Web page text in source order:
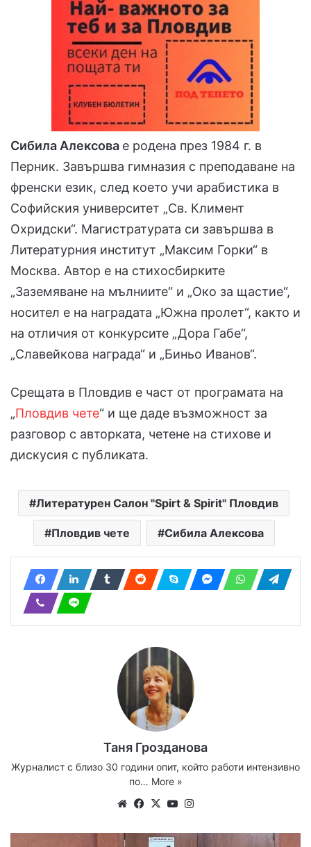
Сибила Алексова е родена през 1984 г. в
Перник. Завършва гимназия с преподаване на
френски език, след което учи арабистика в
Софийския университет „Св. Климент
Охридски“. Магистратурата си завършва в
Литературния институт „Максим Горки“ в
Москва. Автор е на стихосбирките
„Заземяване на мълниите“ и „Око за щастие“,
носител е на наградата „Южна пролет“, както и
на отличия от конкурсите „Дора Габе“,
„Славейкова награда“ и „Биньо Иванов“.
Срещата в Пловдив е част от програмата на
„Пловдив чете“ и ще даде възможност за
разговор с авторката, четене на стихове и
дискусия с публиката.
Литературен Салон "Spirt & Spirit" Пловдив
Пловдив чете Сибила Алексова
Таня Грозданова
Журналист с близо 30 години опит, който работи интензивно
по… More »
WebsiteFacebook
X YouTube